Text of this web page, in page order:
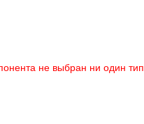
не выбран ни один тип